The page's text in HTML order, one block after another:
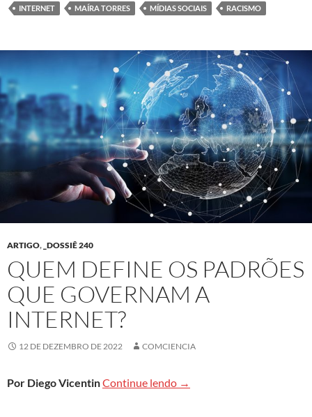
INTERNET
MAÍRA TORRES MÍDIAS SOCIAIS RACISMO
ARTIGO, _DOSSIÊ 240
QUEM DEFINE OS PADRÕES
QUE GOVERNAM A
INTERNET?
12 DE DEZEMBRO DE 2022 COMCIENCIA
Por Diego VicentinContinue lendo Quem define os padrões
→